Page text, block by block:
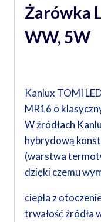
Żarówka
WW, 5W
Kanlux TOMI
MR16 o
W źródłach
hybrydową
(warstwa
dzięki czemu
ciepła z
trwałość źródła